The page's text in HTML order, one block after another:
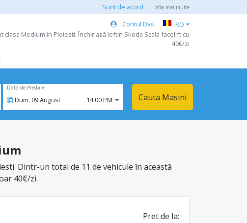
Sunt de acord Afla mai multe
Contul Dvs.
RO
clasa Medium în Ploiesti. Închiriază ieftin Skoda Scala facelift cu
40€/zi
Data de Predare
Dum,09August 14:00 PM Cauta Masini
Dintr-un total de 11 de vehicule în această
40€/zi.
Pret de la: